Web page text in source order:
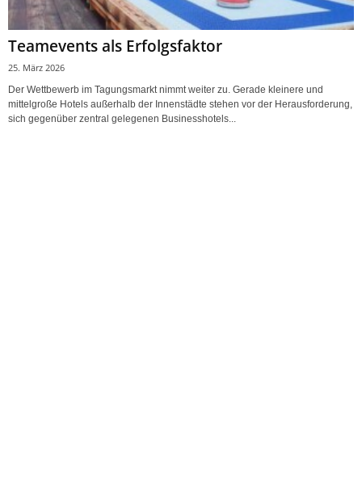
Teamevents als Erfolgsfaktor
25. März 2026
Der Wettbewerb im Tagungsmarkt nimmt weiter zu. Gerade kleinere und
mittelgroße Hotels außerhalb der Innenstädte stehen vor der Herausforderung,
sich gegenüber zentral gelegenen Businesshotels...